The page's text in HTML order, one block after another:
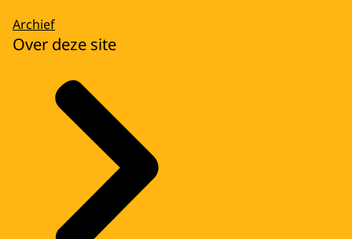
Archief
Over deze site